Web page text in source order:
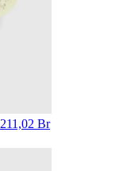
211,02 Br